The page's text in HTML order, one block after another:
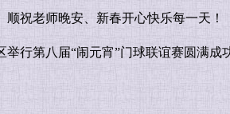
顺祝老师晚安、新春开心快乐每一天！
举行第八届“闹元宵”门球联谊赛圆满